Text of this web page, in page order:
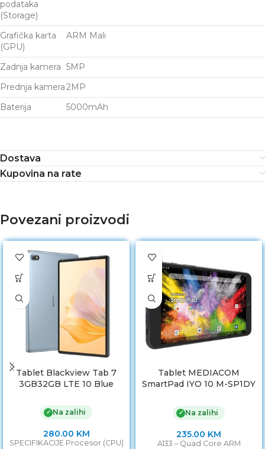
podataka
(Storage)
Grafička karta
(GPU)
ARM Mali
Zadnja kamera 5MP
Prednja kamera2MP
Baterija
5000mAh
Dostava
Kupovina na rate
Povezani proizvodi
Tablet Blackview Tab 7
3GB32GB LTE 10 Blue
✓ Na zalihi
280.00 KM
SPECIFIKACIJE Procesor (CPU)
Tablet MEDIACOM
SmartPad IYO 10 M-SP1DY
✓ Na zalihi
235.00 KM
A133 – Quad Core ARM